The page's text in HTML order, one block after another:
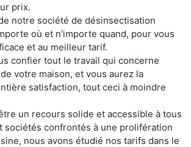
prix.
notre société de désinsectisation
où et n'importe quand, pour vous
et au meilleur tarif.
confier tout le travail qui concerne
votre maison, et vous aurez la
satisfaction, tout ceci à moindre
un recours solide et accessible à tous
sociétés confrontés à une prolifération
nous avons étudié nos tarifs dans le